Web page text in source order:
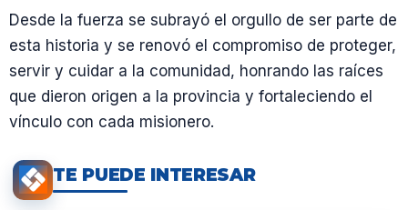
Desde la fuerza se subrayó el orgullo de ser parte de
esta historia y se renovó el compromiso de proteger,
servir y cuidar a la comunidad, honrando las raíces
que dieron origen a la provincia y fortaleciendo el
vínculo con cada misionero.
TE PUEDE INTERESAR